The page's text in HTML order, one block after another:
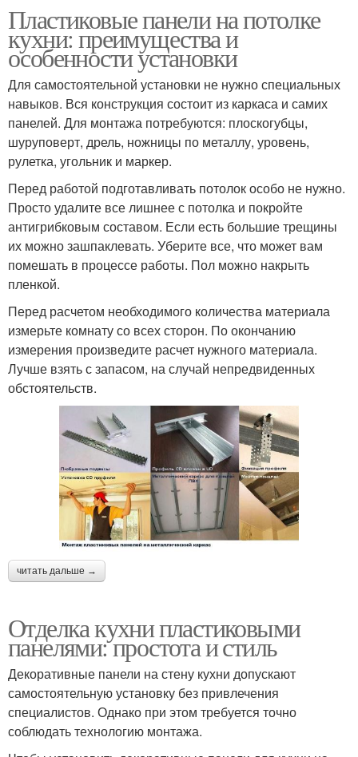
Пластиковые панели на потолке
кухни: преимущества и
особенности установки
Для самостоятельной установки не нужно специальных
навыков. Вся конструкция состоит из каркаса и самих
панелей. Для монтажа потребуются: плоскогубцы,
шуруповерт, дрель, ножницы по металлу, уровень,
рулетка, угольник и маркер.
Перед работой подготавливать потолок особо не нужно.
Просто удалите все лишнее с потолка и покройте
антигрибковым составом. Если есть большие трещины
их можно зашпаклевать. Уберите все, что может вам
помешать в процессе работы. Пол можно накрыть
пленкой.
Перед расчетом необходимого количества материала
измерьте комнату со всех сторон. По окончанию
измерения произведите расчет нужного материала.
Лучше взять с запасом, на случай непредвиденных
обстоятельств.
читать дальше →
Отделка кухни пластиковыми
панелями: простота и стиль
Декоративные панели на стену кухни допускают
самостоятельную установку без привлечения
специалистов. Однако при этом требуется точно
соблюдать технологию монтажа.